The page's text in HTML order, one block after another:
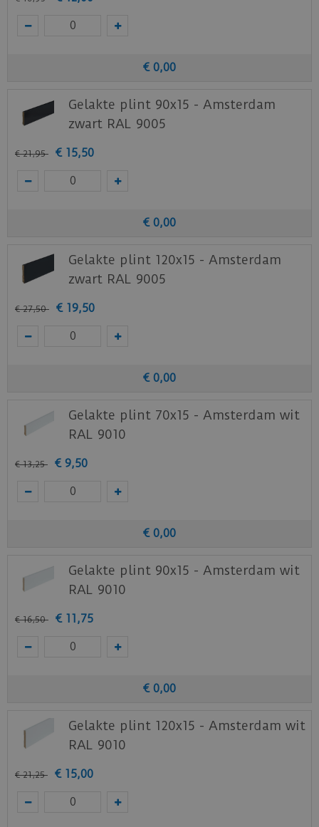
€ 0,00
Gelakte plint 90x15 - Amsterdam
zwart RAL 9005
€ 21,95 € 15,50
€ 0,00
Gelakte plint 120x15 - Amsterdam
zwart RAL 9005
€ 27,50 € 19,50
€ 0,00
Gelakte plint 70x15 - Amsterdam wit
RAL 9010
€ 13,25 € 9,50
€ 0,00
Gelakte plint 90x15 - Amsterdam wit
RAL 9010
€ 16,50 € 11,75
€ 0,00
Gelakte plint 120x15 - Amsterdam wit
RAL 9010
€ 21,25 € 15,00